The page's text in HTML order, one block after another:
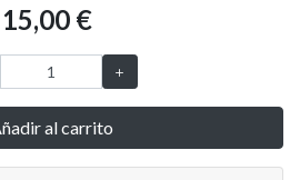
15,00 €
al carrito